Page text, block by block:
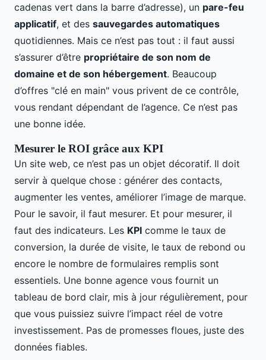
cadenas vert dans la barre d’adresse), un pare-feu
applicatif, et des sauvegardes automatiques
quotidiennes. Mais ce n’est pas tout : il faut aussi
s’assurer d’être propriétaire de son nom de
domaine et de son hébergement. Beaucoup
d’offres "clé en main" vous privent de ce contrôle,
vous rendant dépendant de l’agence. Ce n’est pas
une bonne idée.
Mesurer le ROI grâce aux KPI
Un site web, ce n’est pas un objet décoratif. Il doit
servir à quelque chose : générer des contacts,
augmenter les ventes, améliorer l’image de marque.
Pour le savoir, il faut mesurer. Et pour mesurer, il
faut des indicateurs. Les KPI comme le taux de
conversion, la durée de visite, le taux de rebond ou
encore le nombre de formulaires remplis sont
essentiels. Une bonne agence vous fournit un
tableau de bord clair, mis à jour régulièrement, pour
que vous puissiez suivre l’impact réel de votre
investissement. Pas de promesses floues, juste des
données fiables.